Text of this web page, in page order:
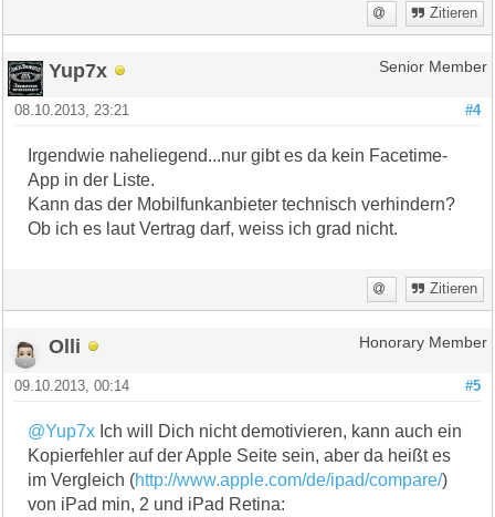
Zitieren
Yup7x Senior Member
#4
08.10.2013, 23:21
Irgendwie naheliegend...nur gibt es da kein Facetime-
App in der Liste.
Kann das der Mobilfunkanbieter technisch verhindern?
Ob ich es laut Vertrag darf, weiss ich grad nicht.
Zitieren
Olli Honorary Member
#5
09.10.2013, 00:14
@Yup7x Ich will Dich nicht demotivieren, kann auch ein
Kopierfehler auf der Apple Seite sein, aber da heißt es
im Vergleich (http://www.apple.com/de/ipad/compare/)
von iPad min, 2 und iPad Retina: